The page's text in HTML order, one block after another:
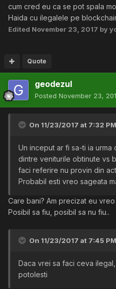
cum cred eu ca se pot spala
Haida cu ilegalele pe
Edited November 23, 2017 by
Quote
geodezul
Posted November 23,
On 11/23/2017 at 7:32 PM,
Un inceput ar fi sa-ti ia
dintre veniturile obtinute vs
faci referire nu provin din
Probabil esti vreo sageata
Care bani? Am precizat eu vreo
Posibil sa fiu, posibil sa nu fiu..
On 11/23/2017 at 7:45 PM,
Daca vrei sa faci ceva
potolesti